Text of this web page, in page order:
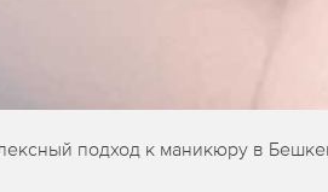
подход к маникюру в